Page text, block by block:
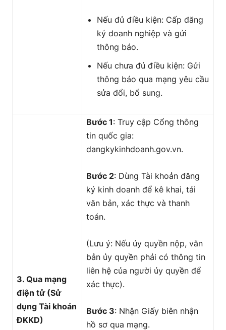
Nếu đủ điều kiện: Cấp đăng
ký doanh nghiệp và gửi
thông báo.
Nếu chưa đủ điều kiện: Gửi
thông báo qua mạng yêu cầu
sửa đổi, bổ sung.
3. Qua mạng
điện tử (Sử
dụng Tài khoản
ĐKKD)
Bước 1: Truy cập Cổng thông
tin quốc gia:
dangkykinhdoanh.gov.vn.
Bước 2: Dùng Tài khoản đăng
ký kinh doanh để kê khai, tải
văn bản, xác thực và thanh
toán.
(Lưu ý: Nếu ủy quyền nộp, văn
bản ủy quyền phải có thông tin
liên hệ của người ủy quyền để
xác thực).
Bước 3: Nhận Giấy biên nhận
hồ sơ qua mạng.